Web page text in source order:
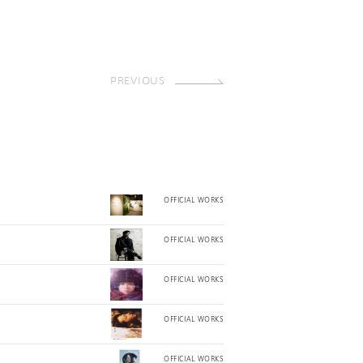
PREVIOUS
OFFICIAL WORKS
OFFICIAL WORKS
OFFICIAL WORKS
OFFICIAL WORKS
OFFICIAL WORKS